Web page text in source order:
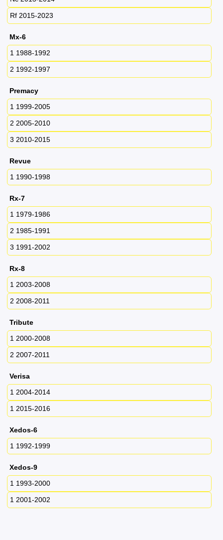
Rf 2015-2023
Mx-6
1 1988-1992
2 1992-1997
Premacy
1 1999-2005
2 2005-2010
3 2010-2015
Revue
1 1990-1998
Rx-7
1 1979-1986
2 1985-1991
3 1991-2002
Rx-8
1 2003-2008
2 2008-2011
Tribute
1 2000-2008
2 2007-2011
Verisa
1 2004-2014
1 2015-2016
Xedos-6
1 1992-1999
Xedos-9
1 1993-2000
1 2001-2002